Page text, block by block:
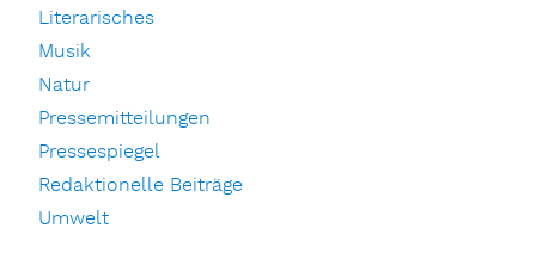
Literarisches
Musik
Natur
Pressemitteilungen
Pressespiegel
Redaktionelle Beiträge
Umwelt